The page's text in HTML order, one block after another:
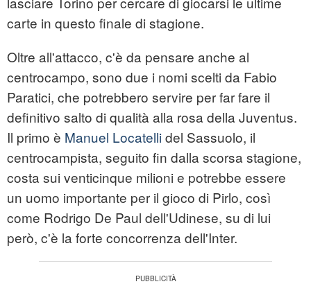
carte in questo finale di stagione.
Oltre all'attacco, c'è da pensare anche al
centrocampo, sono due i nomi scelti da Fabio
Paratici, che potrebbero servire per far fare il
definitivo salto di qualità alla rosa della Juventus.
Il primo è Manuel Locatellidel Sassuolo, il
centrocampista, seguito fin dalla scorsa stagione,
costa sui venticinque milioni e potrebbe essere
un uomo importante per il gioco di Pirlo, così
come Rodrigo De Paul dell'Udinese, su di lui
però, c'è la forte concorrenza dell'Inter.